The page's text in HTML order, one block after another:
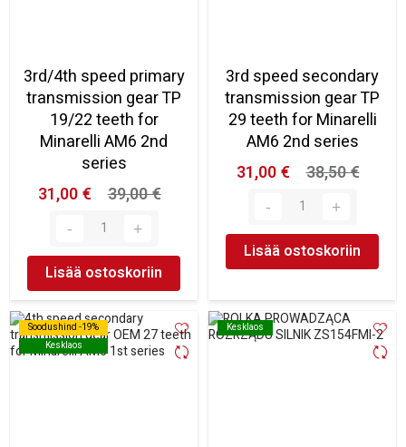
3rd/4th speed primary
transmission gear TP
19/22 teeth for
Minarelli AM6 2nd
series
31,00 €
39,00 €
Lisää ostoskoriin
3rd speed secondary
transmission gear TP
29 teeth for Minarelli
AM6 2nd series
31,00 €
38,50 €
Lisää ostoskoriin
Soodushind -19%
Kesklaos
Soodushind -19%
Kesklaos
Kesklaos
Kesklaos